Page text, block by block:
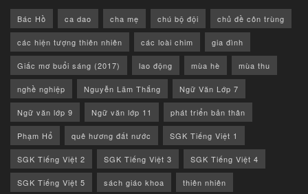
Bác Hồ ca dao cha mẹ chú bộ đội chủ đề côn trùng
các hiện tượng thiên nhiên các loài chim gia đình
Giấc mơ buổi sáng (2017) lao động mùa hè mùa thu
nghề nghiệp Nguyễn Lãm Thắng Ngữ Văn Lớp 7
Ngữ văn lớp 9 Ngữ văn lớp 11 phát triển bản thân
Phạm Hổ quê hương đất nước SGK Tiếng Việt 1
SGK Tiếng Việt 2 SGK Tiếng Việt 3 SGK Tiếng Việt 4
SGK Tiếng Việt 5 sách giáo khoa thiên nhiên